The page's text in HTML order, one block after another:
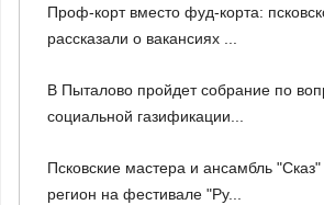
Проф-корт вместо фуд-корта:
рассказали о вакансиях ...
В Пыталово пройдет собрание по
социальной газификации...
Псковские мастера и ансамбль "Сказ"
регион на фестивале "Ру...